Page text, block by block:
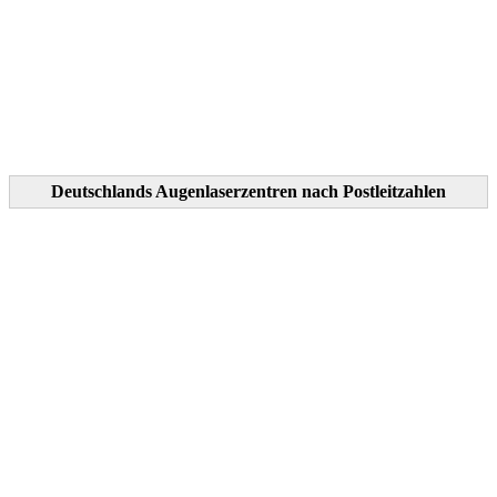
Deutschlands Augenlaserzentren nach Postleitzahlen